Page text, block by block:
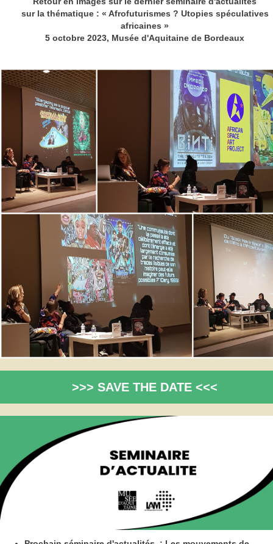
sur la thématique : « Afrofuturismes ? Utopies spéculatives
africaines »
5 octobre 2023, Musée d'Aquitaine de Bordeaux
>>> SAVE THE DATE <<<